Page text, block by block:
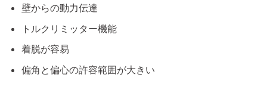
壁からの動力伝達
トルクリミッター機能
着脱が容易
偏角と偏心の許容範囲が大きい